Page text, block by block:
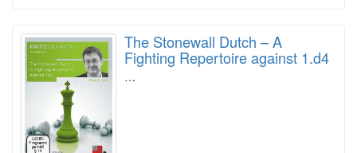
The Stonewall Dutch – A
Fighting Repertoire against 1.d4
…